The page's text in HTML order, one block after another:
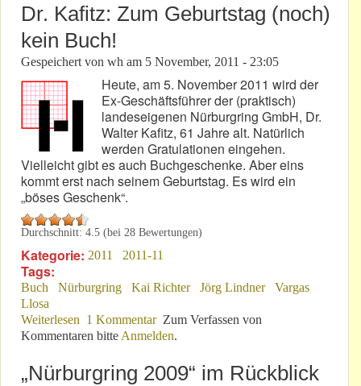
Dr. Kafitz: Zum Geburtstag (noch)
kein Buch!
Gespeichert von wh am 5 November, 2011 - 23:05
Heute, am 5. November 2011 wird der
Ex-Geschäftsführer der (praktisch)
landeseigenen Nürburgring GmbH, Dr.
Walter Kafitz, 61 Jahre alt. Natürlich
werden Gratulationen eingehen.
Vielleicht gibt es auch Buchgeschenke. Aber eins
kommt erst nach seinem Geburtstag. Es wird ein
„böses Geschenk“.
Durchschnitt: 4.5 (bei 28 Bewertungen)
Kategorie: 2011 2011-11
Tags:
Buch Nürburgring Kai Richter Jörg Lindner
Vargas
Llosa
Weiterlesen über Dr. Kafitz: Zum Geburtstag (noch) kein Buch!
1 Kommentar Zum Verfassen von
Kommentaren bitte Anmelden.
„Nürburgring 2009“ im Rückblick